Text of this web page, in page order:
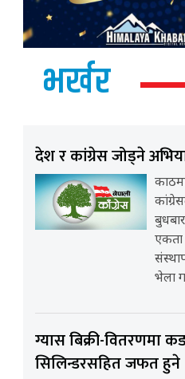
भर्खर
देश र कांग्रेस जोड्ने
एकता
भेला
ग्यास बिक्री-वितरणमा
सिलिन्डरसहित जफत हुने